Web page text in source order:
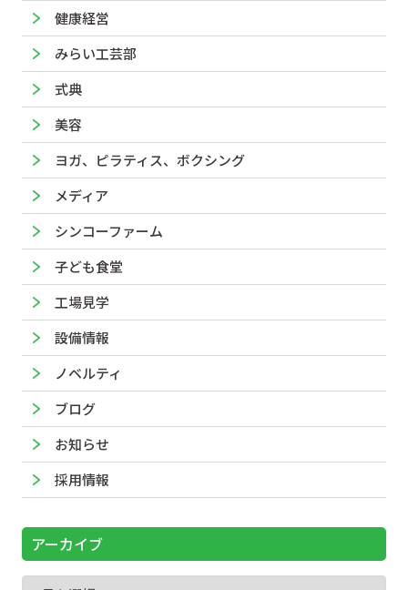
健康経営
みらい工芸部
式典
美容
ヨガ、ピラティス、ボクシング
メディア
シンコーファーム
子ども食堂
工場見学
設備情報
ノベルティ
ブログ
お知らせ
採用情報
アーカイブ